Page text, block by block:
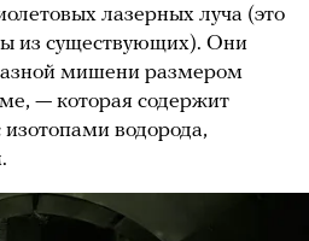
лазерных луча (это
из существующих). Они
мишени размером
— которая содержит
водорода,